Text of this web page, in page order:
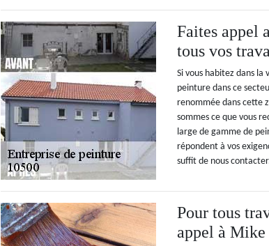
Faites appel
tous vos
Si vous habitez dans la
peinture dans ce
renommée dans cette
sommes ce que vous
large de gamme de
répondent à vos
suffit de nous
Pour tous
appel à